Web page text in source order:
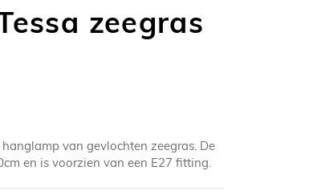
zeegras
van gevlochten zeegras. De
en is voorzien van een E27 fitting.